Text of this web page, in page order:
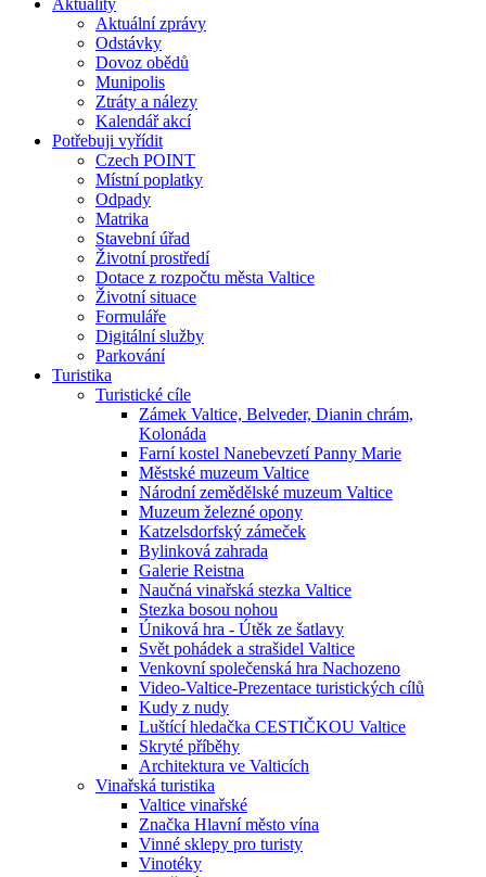
Aktuality
Aktuální zprávy
Odstávky
Dovoz obědů
Munipolis
Ztráty a nálezy
Kalendář akcí
Potřebuji vyřídit
Czech POINT
Místní poplatky
Odpady
Matrika
Stavební úřad
Životní prostředí
Dotace z rozpočtu města Valtice
Životní situace
Formuláře
Digitální služby
Parkování
Turistika
Turistické cíle
Zámek Valtice, Belveder, Dianin chrám,
Kolonáda
Farní kostel Nanebevzetí Panny Marie
Městské muzeum Valtice
Národní zemědělské muzeum Valtice
Muzeum železné opony
Katzelsdorfský zámeček
Bylinková zahrada
Galerie Reistna
Naučná vinařská stezka Valtice
Stezka bosou nohou
Úniková hra - Útěk ze šatlavy
Svět pohádek a strašidel Valtice
Venkovní společenská hra Nachozeno
Video-Valtice-Prezentace turistických cílů
Kudy z nudy
Luštící hledačka CESTIČKOU Valtice
Skryté příběhy
Architektura ve Valticích
Vinařská turistika
Valtice vinařské
Značka Hlavní město vína
Vinné sklepy pro turisty
Vinotéky